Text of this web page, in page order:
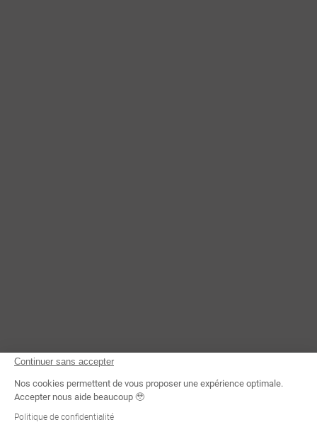
Continuer sans accepter
Nos cookies permettent de vous proposer une expérience optimale.
Accepter nous aide beaucoup 🥹
Politique de confidentialité